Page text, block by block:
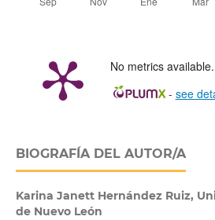
No metrics available.
- see
BIOGRAFÍA DEL AUTOR/A
Karina Janett Hernández Ruiz,
de Nuevo León